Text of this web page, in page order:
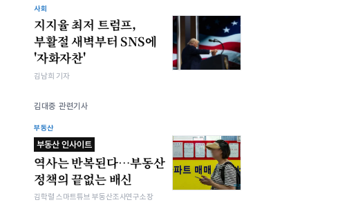
사회
지지율 최저 트럼프,
부활절 새벽부터 SNS에
'자화자찬'
김남희 기자
김대중 관련기사
부동산
부동산 인사이트
역사는 반복된다…부동산
정책의 끝없는 배신
김학렬 스마트튜브 부동산조사연구소장